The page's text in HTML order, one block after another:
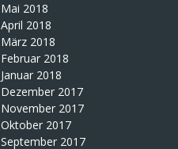
Mai 2018
April 2018
März 2018
Februar 2018
Januar 2018
Dezember 2017
November 2017
Oktober 2017
September 2017